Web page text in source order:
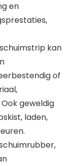
en
kan
of
geweldig
laden,